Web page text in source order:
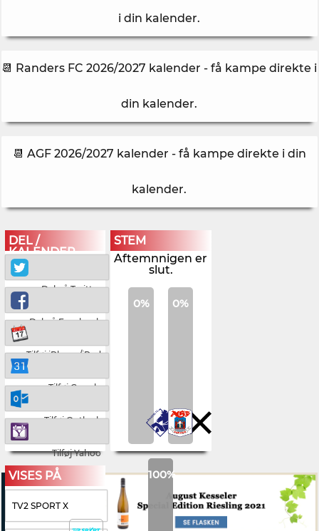
i din kalender.
📆 Randers FC 2026/2027 kalender - få kampe direkte i
din kalender.
📆 AGF 2026/2027 kalender - få kampe direkte i din
kalender.
DEL /
KALENDER
Del på Twitter
Del på Facebook
Tilføj iPhone/iPad
Tilføj Google
Tilføj Outlook
Tilføj Yahoo
STEM
Aftemnnigen er
slut.
0% 0%
100%
VISES PÅ
TV2 SPORT X